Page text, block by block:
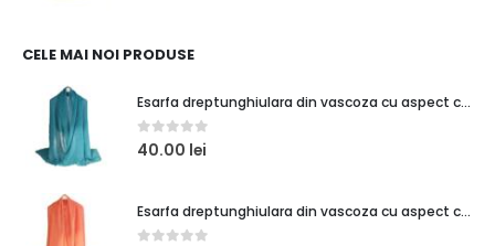
CELE MAI NOI PRODUSE
Esarfa dreptunghiulara din vascoza cu aspect creponat, verde turcoaz
0out of 5
40.00 lei
Esarfa dreptunghiulara din vascoza cu aspect creponat, coral